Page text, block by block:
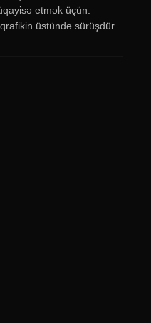
etmək üçün.
üstündə sürüşdür.